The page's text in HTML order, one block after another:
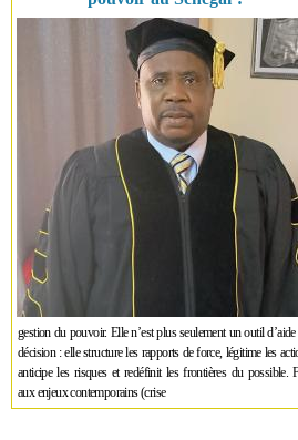
gestion du pouvoir. Elle n’est plus seulement un outil d’aide
décision : elle structure les rapports de force, légitime les
anticipe les risques et redéfinit les frontières du possible.
aux enjeux contemporains (crise